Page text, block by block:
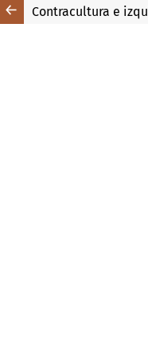
Contracultura e